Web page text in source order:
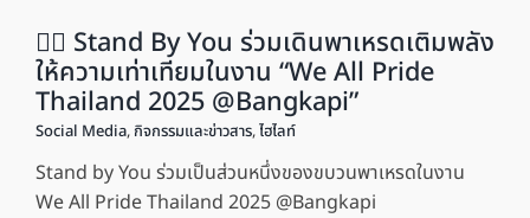
🏳️‍🌈 Stand By You ร่วมเดินพาเหรดเติมพลัง
ให้ความเท่าเทียมในงาน “We All Pride
Thailand 2025 @Bangkapi”
Social Media,กิจกรรมและข่าวสาร,ไฮไลท์
Stand by You ร่วมเป็นส่วนหนึ่งของขบวนพาเหรดในงาน
We All Pride Thailand 2025 @Bangkapi